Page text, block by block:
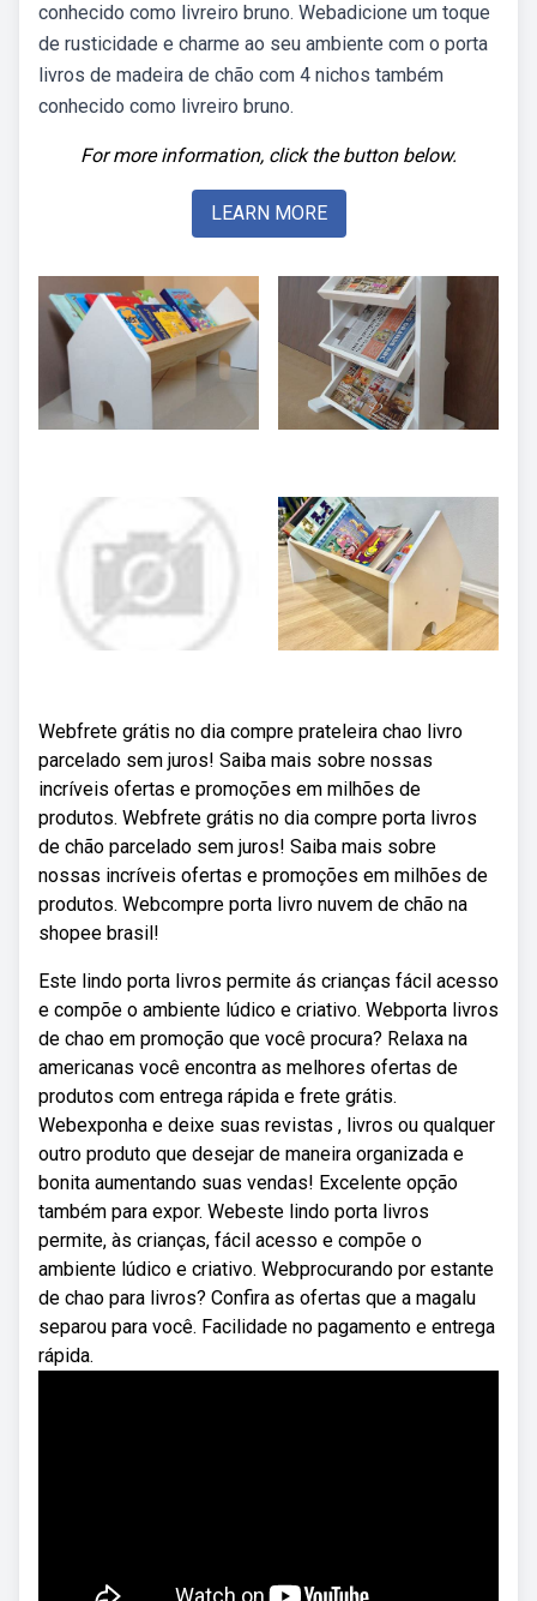
conhecido como livreiro bruno. Webadicione um toque
de rusticidade e charme ao seu ambiente com o porta
livros de madeira de chão com 4 nichos também
conhecido como livreiro bruno.
For more information, click the button below.
LEARN MORE
Webfrete grátis no dia compre prateleira chao livro
parcelado sem juros! Saiba mais sobre nossas
incríveis ofertas e promoções em milhões de
produtos. Webfrete grátis no dia compre porta livros
de chão parcelado sem juros! Saiba mais sobre
nossas incríveis ofertas e promoções em milhões de
produtos. Webcompre porta livro nuvem de chão na
shopee brasil!
Este lindo porta livros permite ás crianças fácil acesso
e compõe o ambiente lúdico e criativo. Webporta livros
de chao em promoção que você procura? Relaxa na
americanas você encontra as melhores ofertas de
produtos com entrega rápida e frete grátis.
Webexponha e deixe suas revistas , livros ou qualquer
outro produto que desejar de maneira organizada e
bonita aumentando suas vendas! Excelente opção
também para expor. Webeste lindo porta livros
permite, às crianças, fácil acesso e compõe o
ambiente lúdico e criativo. Webprocurando por estante
de chao para livros? Confira as ofertas que a magalu
separou para você. Facilidade no pagamento e entrega
rápida.